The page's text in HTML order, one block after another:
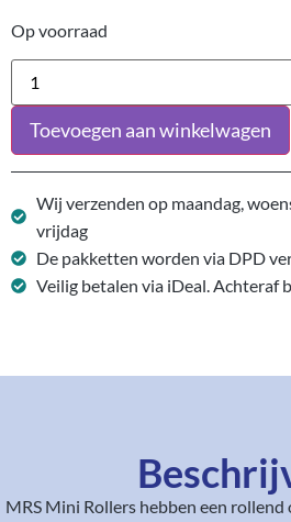
Op voorraad
Toevoegen aan winkelwagen
Wij verzenden op maandag,
vrijdag
De pakketten worden via DPD
Veilig betalen via iDeal. Achteraf
MRS Mini Rollers hebben een